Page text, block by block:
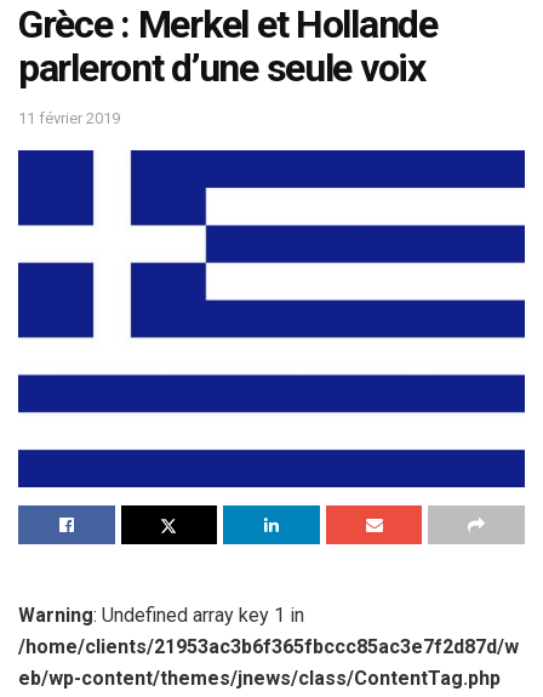
Grèce : Merkel et Hollande
parleront d’une seule voix
11 février 2019
Warning: Undefined array key 1 in
/home/clients/21953ac3b6f365fbccc85ac3e7f2d87d/w
eb/wp-content/themes/jnews/class/ContentTag.php